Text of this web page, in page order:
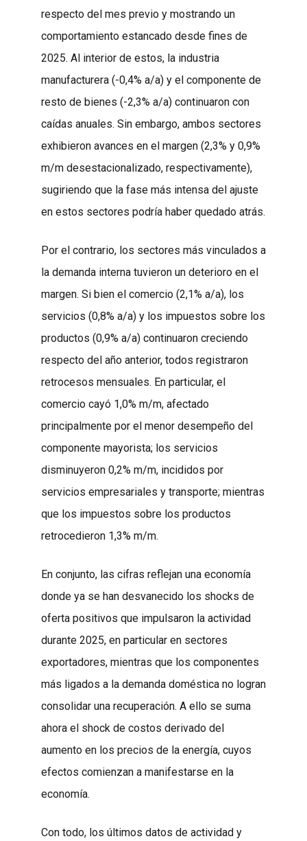
respecto del mes previo y mostrando un
comportamiento estancado desde fines de
2025. Al interior de estos, la industria
manufacturera (-0,4% a/a) y el componente de
resto de bienes (-2,3% a/a) continuaron con
caídas anuales. Sin embargo, ambos sectores
exhibieron avances en el margen (2,3% y 0,9%
m/m desestacionalizado, respectivamente),
sugiriendo que la fase más intensa del ajuste
en estos sectores podría haber quedado atrás.
Por el contrario, los sectores más vinculados a
la demanda interna tuvieron un deterioro en el
margen. Si bien el comercio (2,1% a/a), los
servicios (0,8% a/a) y los impuestos sobre los
productos (0,9% a/a) continuaron creciendo
respecto del año anterior, todos registraron
retrocesos mensuales. En particular, el
comercio cayó 1,0% m/m, afectado
principalmente por el menor desempeño del
componente mayorista; los servicios
disminuyeron 0,2% m/m, incididos por
servicios empresariales y transporte; mientras
que los impuestos sobre los productos
retrocedieron 1,3% m/m.
En conjunto, las cifras reflejan una economía
donde ya se han desvanecido los shocks de
oferta positivos que impulsaron la actividad
durante 2025, en particular en sectores
exportadores, mientras que los componentes
más ligados a la demanda doméstica no logran
consolidar una recuperación. A ello se suma
ahora el shock de costos derivado del
aumento en los precios de la energía, cuyos
efectos comienzan a manifestarse en la
economía.
Con todo, los últimos datos de actividad y